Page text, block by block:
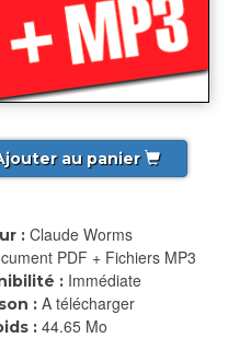
au panier
: Claude Worms
PDF + Fichiers MP3
: Immédiate
: A télécharger
: 44.65 Mo